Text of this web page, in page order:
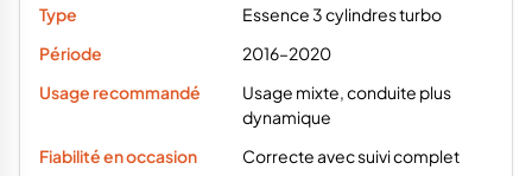
Essence 3 cylindres turbo
2016–2020
Usage mixte, conduite plus
dynamique
Correcte avec suivi complet